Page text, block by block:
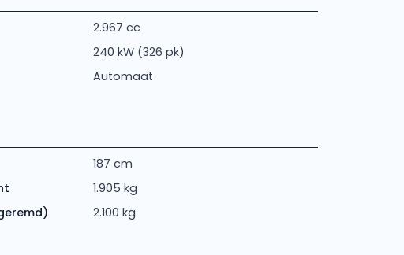
2.967 cc
240 kW (326 pk)
Automaat
187 cm
1.905 kg
2.100 kg